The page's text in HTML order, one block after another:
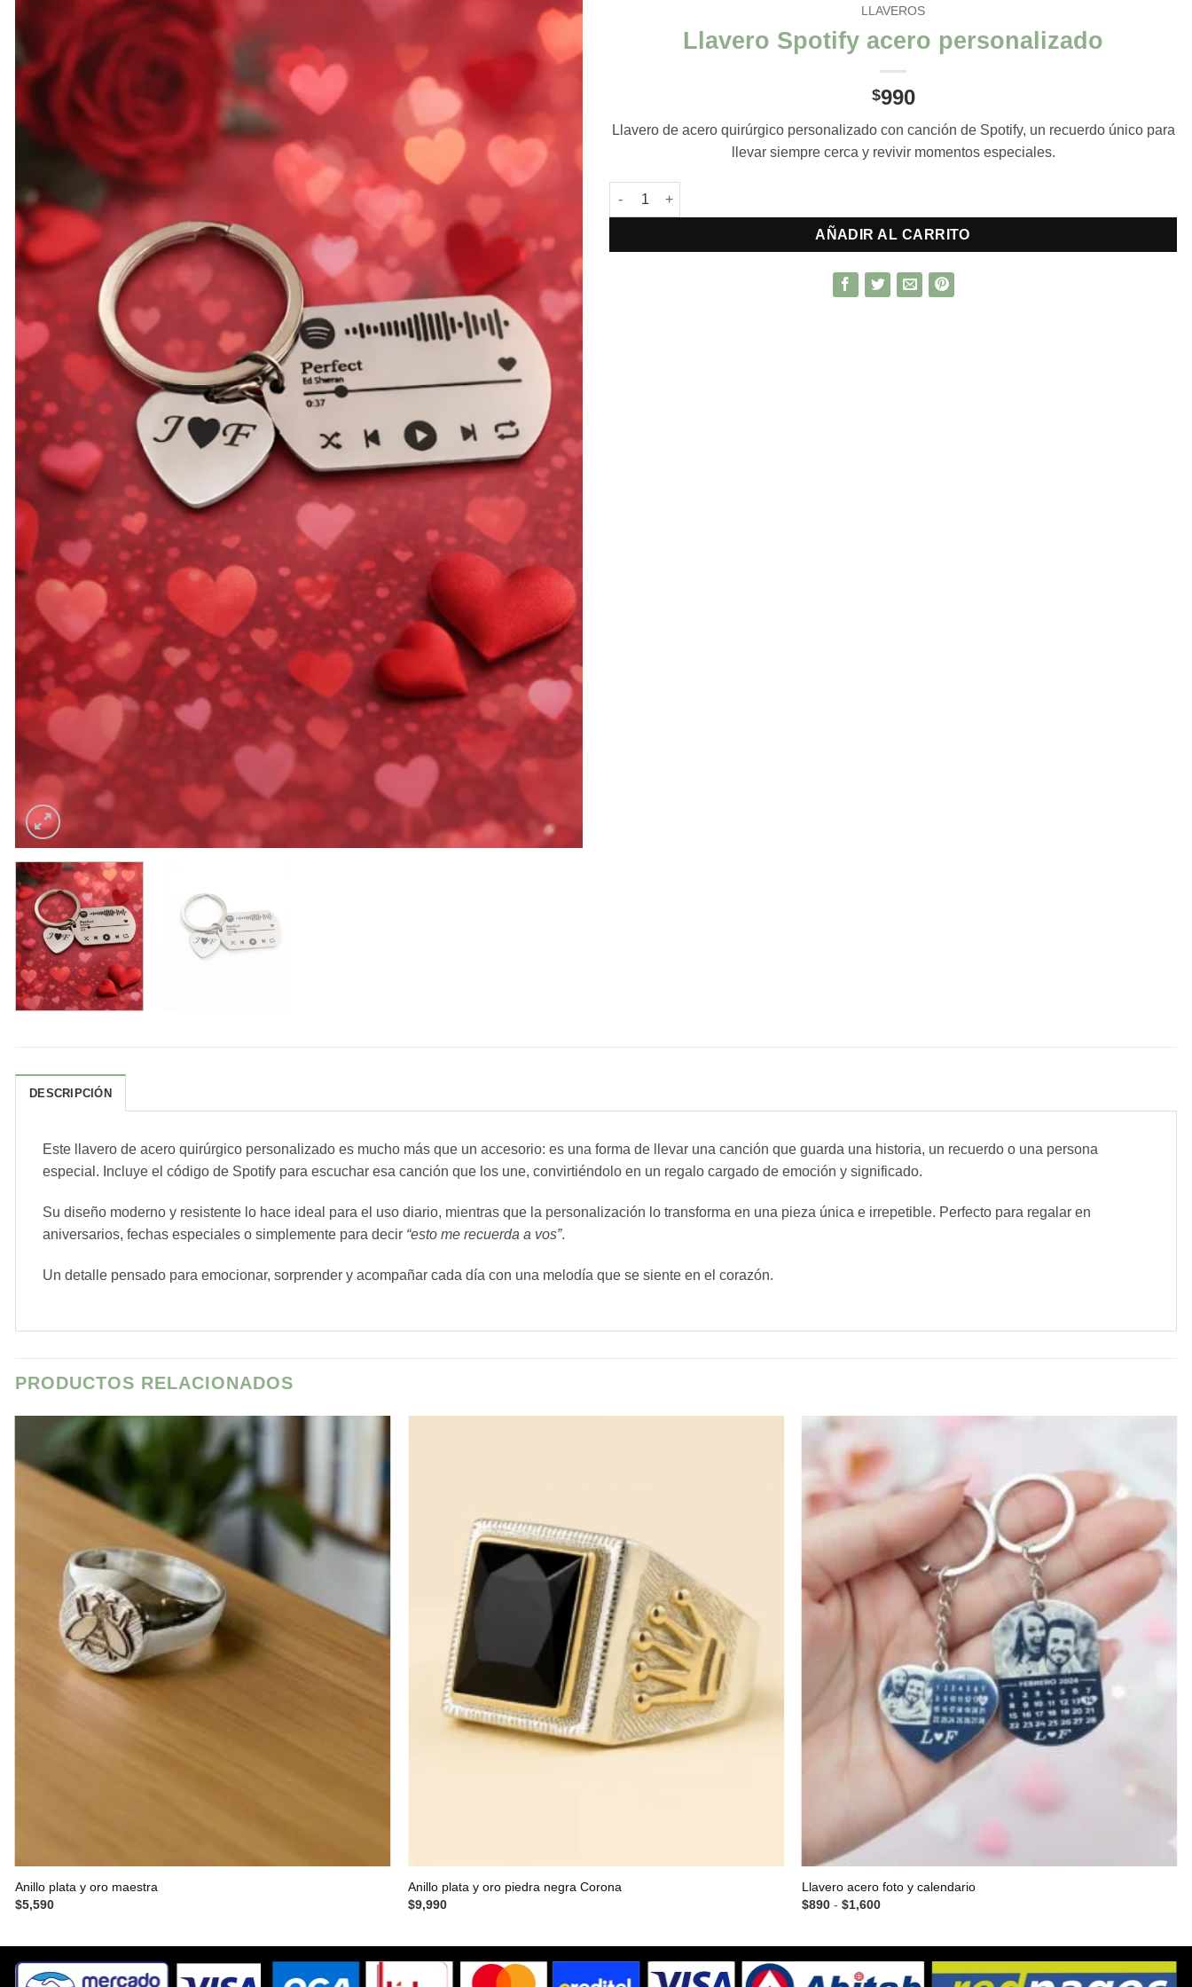
LLAVEROS
Llavero Spotify acero personalizado
$990
Llavero de acero quirúrgico personalizado con canción de Spotify, un recuerdo único para
llevar siempre cerca y revivir momentos especiales.
Llavero Spotify acero personalizado cantidad
AÑADIR AL CARRITO
DESCRIPCIÓN
Este llavero de acero quirúrgico personalizado es mucho más que un accesorio: es una forma de llevar una canción que guarda una historia, un recuerdo o una persona
especial. Incluye el código de Spotify para escuchar esa canción que los une, convirtiéndolo en un regalo cargado de emoción y significado.
Su diseño moderno y resistente lo hace ideal para el uso diario, mientras que la personalización lo transforma en una pieza única e irrepetible. Perfecto para regalar en
aniversarios, fechas especiales o simplemente para decir “esto me recuerda a vos”.
Un detalle pensado para emocionar, sorprender y acompañar cada día con una melodía que se siente en el corazón.
PRODUCTOS RELACIONADOS
Anillo plata y oro maestra
$5,590
Anillo plata y oro piedra negra Corona
$9,990
Llavero acero foto y calendario
$890 - $1,600Rango
hasta
$1,600